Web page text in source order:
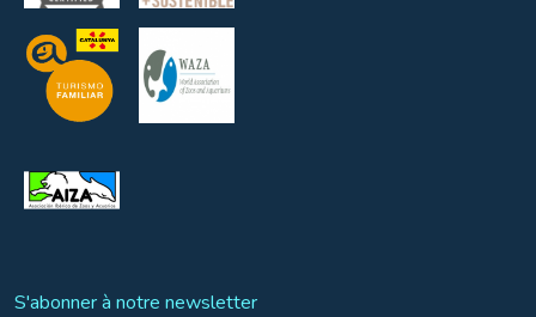
S'abonner à notre newsletter